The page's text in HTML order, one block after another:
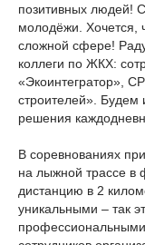
позитивных людей!
молодёжи. Хочется,
сложной сфере!
коллеги по ЖКХ:
«Экоинтегратор»,
строителей». Будем
решения
В соревнованиях
на лыжной трассе в
дистанцию в 2
уникальными – так